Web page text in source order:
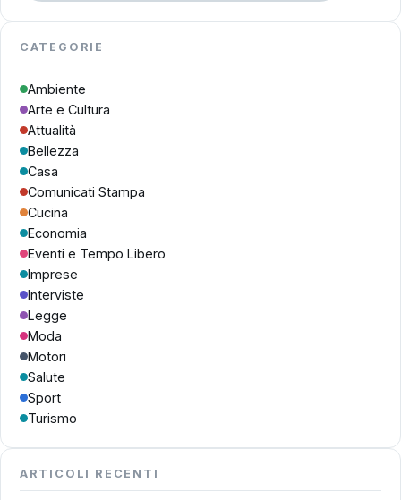
CATEGORIE
Ambiente
Arte e Cultura
Attualità
Bellezza
Casa
Comunicati Stampa
Cucina
Economia
Eventi e Tempo Libero
Imprese
Interviste
Legge
Moda
Motori
Salute
Sport
Turismo
ARTICOLI RECENTI